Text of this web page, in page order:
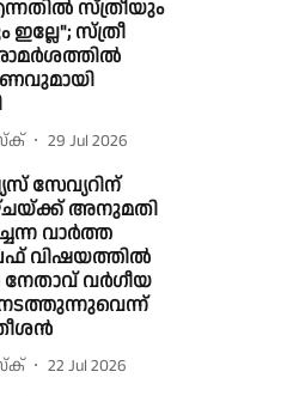
സ്ത്രീയും
സ്ത്രീ
29 Jul 2026
സേവ്യറിന്
അനുമതി
വാർത്ത
വിഷയത്തിൽ
നേതാവ് വർഗീയ
22 Jul 2026